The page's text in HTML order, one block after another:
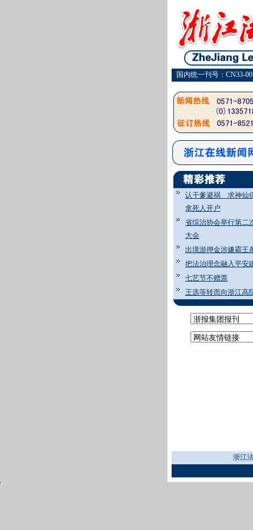
国内统一刊号：CN33-
认干爹避祸 求神仙
拿死人开户
省综治协会举行第二
大会
出境游押金涉嫌霸王
把法治理念融入平安
七艺节不赠票
王选等转而向浙江高
浙江